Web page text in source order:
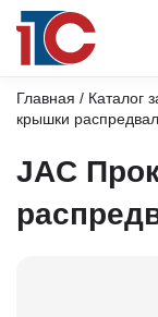
Главная / Каталог
крышки
JAC